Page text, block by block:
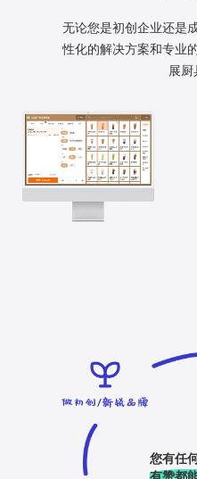
无论您是初创企业还是
性化的解决方案和专业
展厨
您有任